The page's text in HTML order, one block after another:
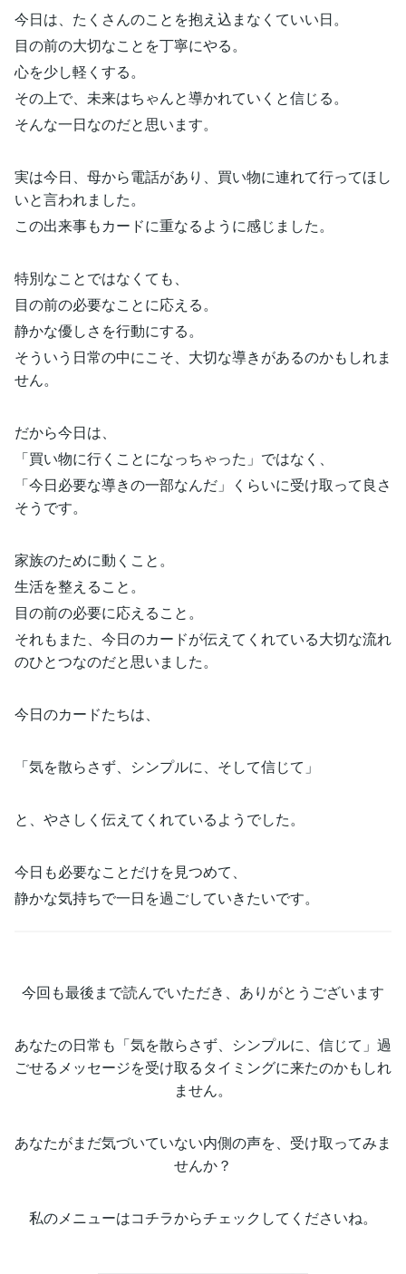
今日は、たくさんのことを抱え込まなくていい日。
目の前の大切なことを丁寧にやる。
心を少し軽くする。
その上で、未来はちゃんと導かれていくと信じる。
そんな一日なのだと思います。
実は今日、母から電話があり、買い物に連れて行ってほし
いと言われました。
この出来事もカードに重なるように感じました。
特別なことではなくても、
目の前の必要なことに応える。
静かな優しさを行動にする。
そういう日常の中にこそ、大切な導きがあるのかもしれま
せん。
だから今日は、
「買い物に行くことになっちゃった」ではなく、
「今日必要な導きの一部なんだ」くらいに受け取って良さ
そうです。
家族のために動くこと。
生活を整えること。
目の前の必要に応えること。
それもまた、今日のカードが伝えてくれている大切な流れ
のひとつなのだと思いました。
今日のカードたちは、
「気を散らさず、シンプルに、そして信じて」
と、やさしく伝えてくれているようでした。
今日も必要なことだけを見つめて、
静かな気持ちで一日を過ごしていきたいです。
今回も最後まで読んでいただき、ありがとうございます
あなたの日常も「気を散らさず、シンプルに、信じて」過
ごせるメッセージを受け取るタイミングに来たのかもしれ
ません。
あなたがまだ気づいていない内側の声を、受け取ってみま
せんか？
私のメニューはコチラからチェックしてくださいね。